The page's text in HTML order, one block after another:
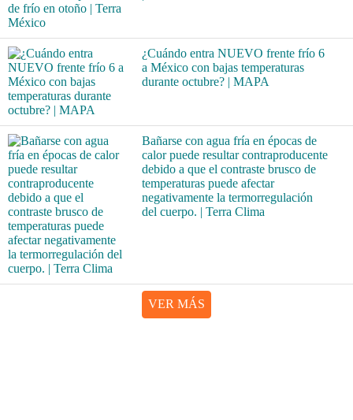
¿Cuándo entra NUEVO frente frío 6
a México con bajas temperaturas
durante octubre? | MAPA
Bañarse con agua fría en épocas de
calor puede resultar contraproducente
debido a que el contraste brusco de
temperaturas puede afectar
negativamente la termorregulación
del cuerpo. | Terra Clima
VER MÁS